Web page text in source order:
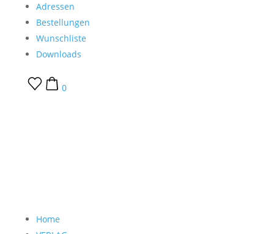
Adressen
Bestellungen
Wunschliste
Downloads
0
Home